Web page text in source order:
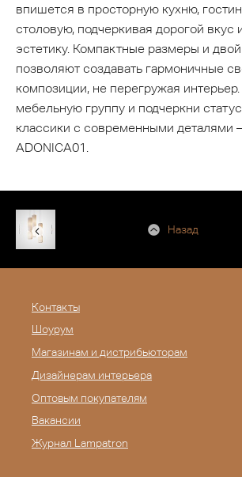
впишется в просторную кухню,
столовую, подчеркивая дорогой вкус
эстетику. Компактные размеры и
позволяют создавать гармоничные
композиции, не перегружая
мебельную группу и подчеркни
классики с современными деталями
ADONICA01.
Назад
Контакты
Шоурум
Магазинам и дистрибьюторам
Дизайнерам интерьера
Оптовым покупателям
Вакансии
Журнал Lampatron